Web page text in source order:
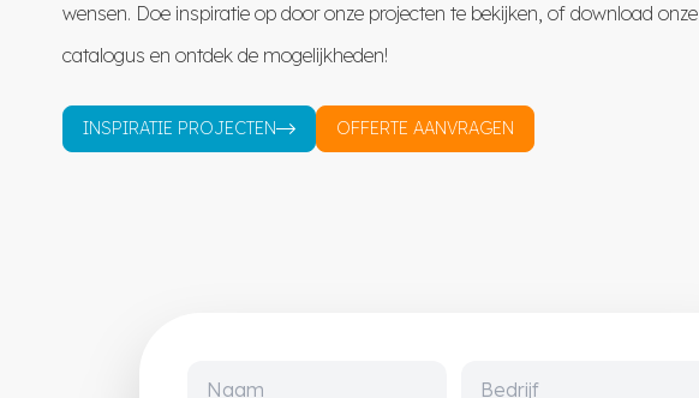
wensen. Doe inspiratie op door onze projecten te bekijken, of download onze
catalogus en ontdek de mogelijkheden!
INSPIRATIE PROJECTEN OFFERTE AANVRAGEN